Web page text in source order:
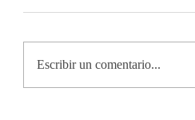
Escribir un comentario...